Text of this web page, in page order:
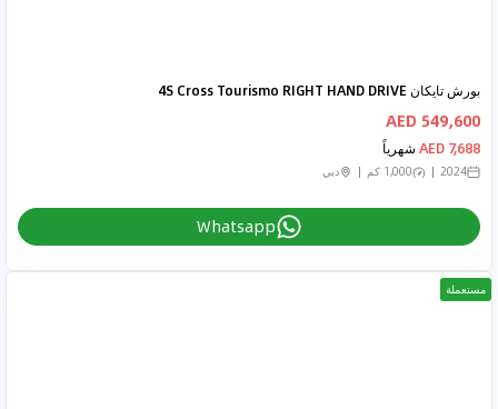
بورش تايكان 4S Cross Tourismo RIGHT HAND DRIVE
549,600 AED
7,688 AED شهرياً
2024 1,000 كم دبي
Whatsapp
مستعملة